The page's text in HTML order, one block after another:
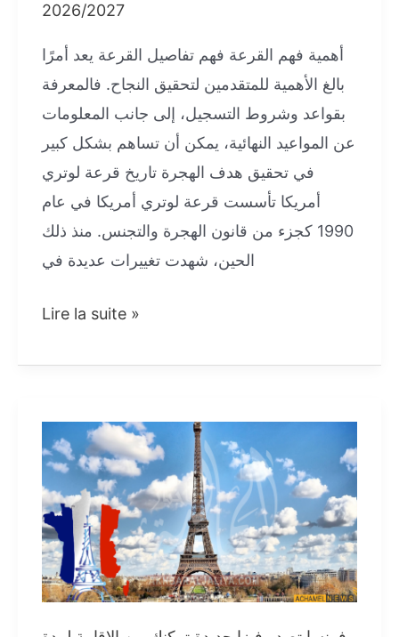
2026/2027
أهمية فهم القرعة فهم تفاصيل القرعة يعد أمرًا
بالغ الأهمية للمتقدمين لتحقيق النجاح. فالمعرفة
بقواعد وشروط التسجيل، إلى جانب المعلومات
عن المواعيد النهائية، يمكن أن تساهم بشكل كبير
في تحقيق هدف الهجرة تاريخ قرعة لوتري
أمريكا تأسست قرعة لوتري أمريكا في عام
1990 كجزء من قانون الهجرة والتجنس. منذ ذلك
الحين، شهدت تغييرات عديدة في
كيفية
في
أمريكا
2026/2027
Lire la suite »